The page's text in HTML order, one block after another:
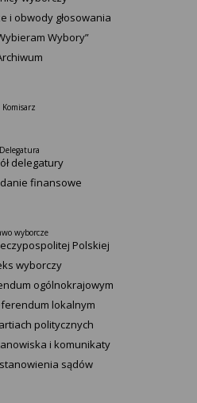
i obwody głosowania
Wybory”
Komisarz
Delegatura
delegatury
finansowe
wyborcze
Polskiej​
wyborczy
ogólnokrajowym
lokalnym
politycznych
i komunikaty
sądów